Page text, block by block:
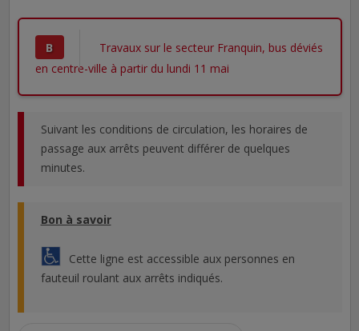
B
Travaux sur le secteur Franquin, bus déviés
en centre-ville à partir du lundi 11 mai
Suivant les conditions de circulation, les horaires de
passage aux arrêts peuvent différer de quelques
minutes.
Bon à savoir
Cette ligne est accessible aux personnes en
fauteuil roulant aux arrêts indiqués.